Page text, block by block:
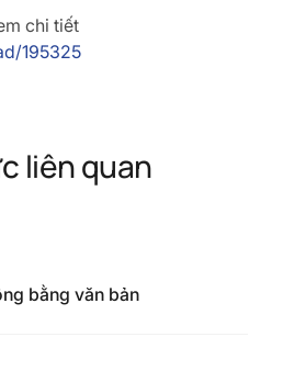
chi tiết
195325
liên quan
bằng văn bản